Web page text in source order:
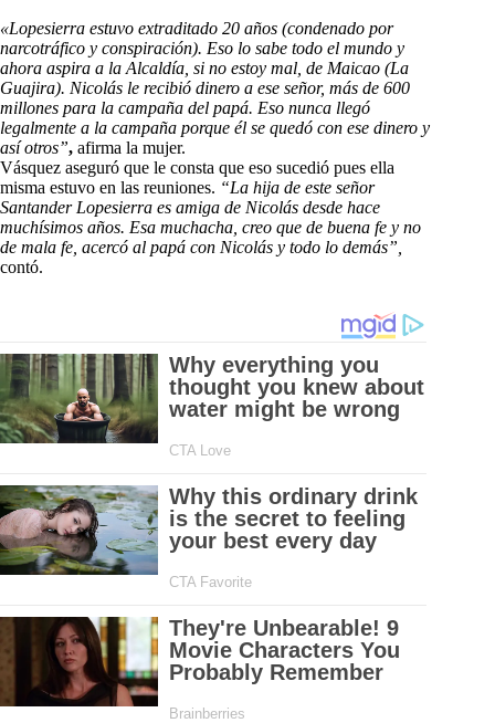
«Lopesierra estuvo extraditado 20 años (condenado por
narcotráfico y conspiración). Eso lo sabe todo el mundo y
ahora aspira a la Alcaldía, si no estoy mal, de Maicao (La
Guajira). Nicolás le recibió dinero a ese señor, más de 600
millones para la campaña del papá. Eso nunca llegó
legalmente a la campaña porque él se quedó con ese dinero y
así otros”, afirma la mujer.
Vásquez aseguró que le consta que eso sucedió pues ella
misma estuvo en las reuniones. “La hija de este señor
Santander Lopesierra es amiga de Nicolás desde hace
muchísimos años. Esa muchacha, creo que de buena fe y no
de mala fe, acercó al papá con Nicolás y todo lo demás”,
contó.